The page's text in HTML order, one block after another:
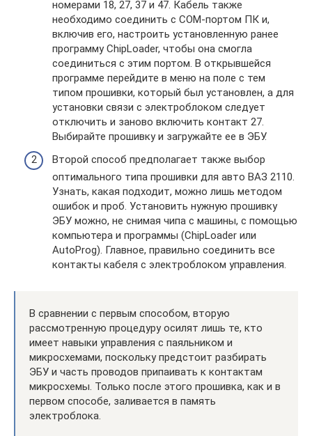
номерами 18, 27, 37 и 47. Кабель также
необходимо соединить с СОМ-портом ПК и,
включив его, настроить установленную ранее
программу ChipLoader, чтобы она смогла
соединиться с этим портом. В открывшейся
программе перейдите в меню на поле с тем
типом прошивки, который был установлен, а для
установки связи с электроблоком следует
отключить и заново включить контакт 27.
Выбирайте прошивку и загружайте ее в ЭБУ.
Второй способ предполагает также выбор
оптимального типа прошивки для авто ВАЗ 2110.
Узнать, какая подходит, можно лишь методом
ошибок и проб. Установить нужную прошивку
ЭБУ можно, не снимая чипа с машины, с помощью
компьютера и программы (ChipLoader или
AutoProg). Главное, правильно соединить все
контакты кабеля с электроблоком управления.
В сравнении с первым способом, вторую
рассмотренную процедуру осилят лишь те, кто
имеет навыки управления с паяльником и
микросхемами, поскольку предстоит разбирать
ЭБУ и часть проводов припаивать к контактам
микросхемы. Только после этого прошивка, как и в
первом способе, заливается в память
электроблока.